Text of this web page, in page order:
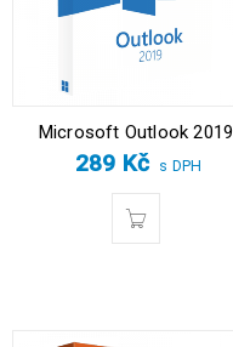
Microsoft Outlook 2019
289 Kč s DPH